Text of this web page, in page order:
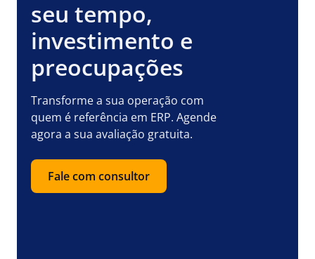
seu tempo,
investimento e
preocupações
Transforme a sua operação com
quem é referência em ERP. Agende
agora a sua avaliação gratuita.
Fale com consultor